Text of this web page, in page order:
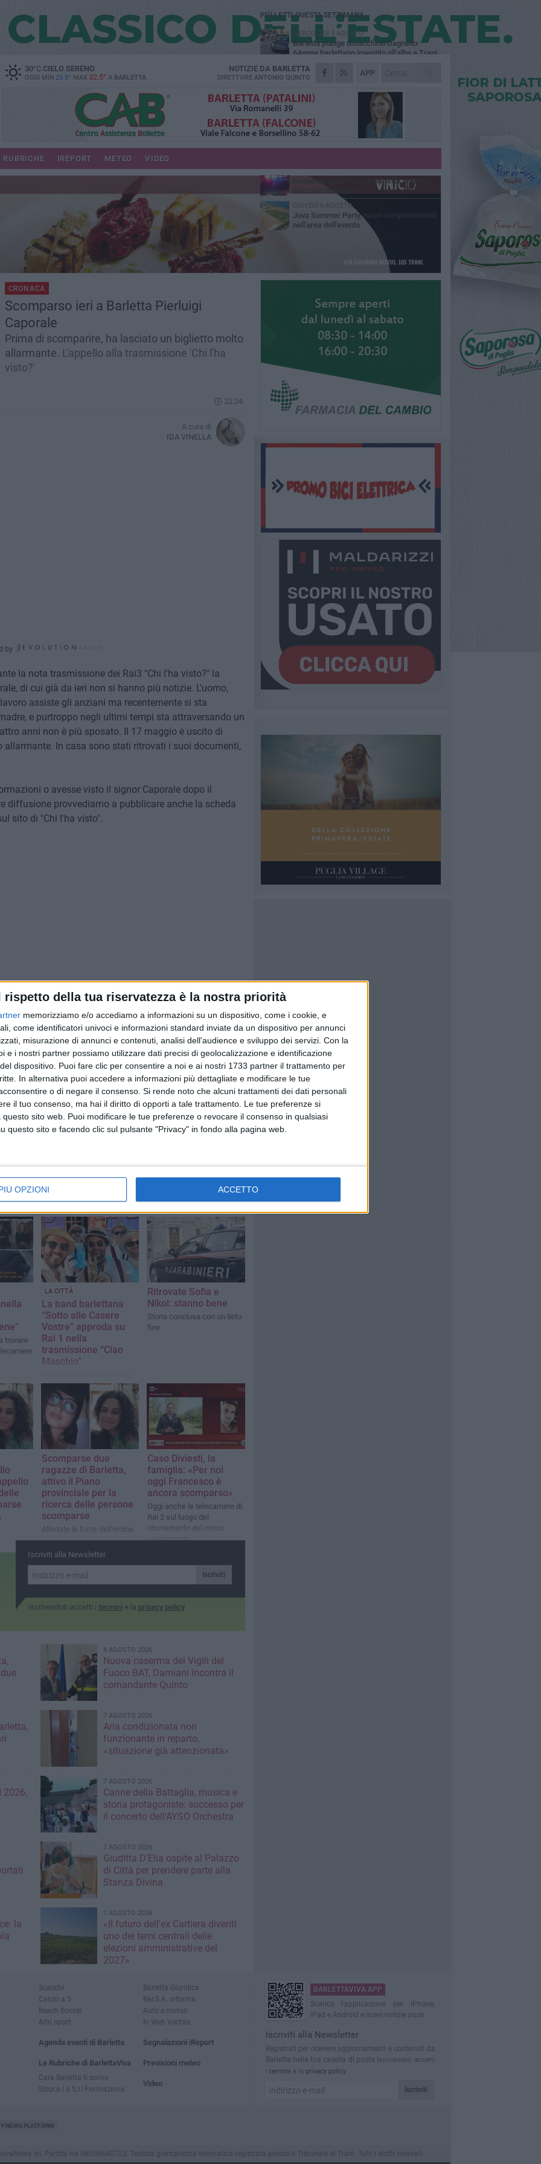
rispetto della tua riservatezza è la nostra priorità
memorizziamo e/o accediamo a informazioni su un dispositivo, come i cookie, e
come identificatori univoci e informazioni standard inviate da un dispositivo per annunci
misurazione di annunci e contenuti, analisi dell'audience e sviluppo dei servizi. Con la
e i nostri partner possiamo utilizzare dati precisi di geolocalizzazione e identificazione
dispositivo. Puoi fare clic per consentire a noi e ai nostri 1733 partner il trattamento per
In alternativa puoi accedere a informazioni più dettagliate e modificare le tue
o di negare il consenso. Si rende noto che alcuni trattamenti dei dati personali
il tuo consenso, ma hai il diritto di opporti a tale trattamento. Le tue preferenze si
sito web. Puoi modificare le tue preferenze o revocare il consenso in qualsiasi
questo sito e facendo clic sul pulsante "Privacy" in fondo alla pagina web.
OPZIONI ACCETTO
30°CCIELO SERENO
OGGI MIN 25.5° MAX 32.5° A BARLETTA
APP
NOTIZIE DA BARLETTA
DIRETTORE ANTONIO QUINTO
RUBRICHE IREPORT METEO VIDEO
CRONACA
Scomparso ieri a Barletta Pierluigi
Caporale
Prima di scomparire, ha lasciato un biglietto molto
allarmante. L'appello alla trasmissione 'Chi l'ha
visto?'
22.24
A cura di
IDA VINELLA
by
la nota trasmissione dei Rai3 "Chi l'ha visto?" la
di cui già da ieri non si hanno più notizie. L'uomo,
assiste gli anziani ma recentemente si sta
e purtroppo negli ultimi tempi sta attraversando un
anni non è più sposato. Il 17 maggio è uscito di
In casa sono stati ritrovati i suoi documenti,
o avesse visto il signor Caporale dopo il
diffusione provvediamo a pubblicare anche la scheda
sito di "Chi l'ha visto".
un giubbetto jeans, dei pantaloni jeans e delle
Trani)
trovare
LA CITTÀ
La band barlettana
“Sotto alle Casere
Vostre” approda su
Rai 1 nella
trasmissione “Ciao
Maschio”
per la formazione musicale
pugliese che porta lo swing
barlettano nel programma
condotto da Nunzia De
Girolamo
Ritrovate Sofia e
Nikol: stanno bene
Storia conclusa con un lieto
fine
Scomparse due
ragazze di Barletta,
attivo il Piano
provinciale per la
ricerca delle persone
scomparse
Allertate le forze dell'ordine
Caso Diviesti, la
famiglia: «Per noi
oggi Francesco è
ancora scomparso»
Oggi anche le telecamere di
Rai 2 sul luogo del
ritrovamento del corpo
carbonizzato
Iscriviti alla Newsletter
Iscriviti
Iscrivendoti accetti i termini e la privacy policy
8 AGOSTO 2026
Nuova caserma dei Vigili del
Fuoco BAT, Damiani incontra il
comandante Quinto
7 AGOSTO 2026
Aria condizionata non
funzionante in reparto,
«situazione già attenzionata»
2026,
7 AGOSTO 2026
Canne della Battaglia, musica e
storia protagoniste: successo per
il concerto dell’AYSO Orchestra
7 AGOSTO 2026
Giuditta D’Elia ospite al Palazzo
di Città per prendere parte alla
Stanza Divina
la
7 AGOSTO 2026
«Il futuro dell'ex Cartiera diventi
uno dei temi centrali delle
elezioni amministrative del
2027»
PIÙ LETTI QUESTA SETTIMANA
MERCOLEDÌ 5 AGOSTO
Barletta piange Gioacchino Dagnello:
64enne barlettano investito all'alba a Trani
GIOVEDÌ 6 AGOSTO
Il ricordo di "Cecco", il benzinaio col
separavano dalla pensione»
MERCOLEDÌ 5 AGOSTO
Jova Summer Party, giovedì mattina
sopralluogo nell'area dell'evento
DOMENICA 2 AGOSTO
Beni confiscati alla mafia. Nasce il servizio
VENERDÌ 7 AGOSTO
Incidente sulla 16 bis a Barletta, traffico
GIOVEDÌ 6 AGOSTO
Jova Summer Party, nuovi campionamenti
nell'area dell'evento
Scacchi
Calcio a 5
Beach Soccer
Altri sport
Agenda eventi di Barletta
Le Rubriche di BarlettaViva
Cara Barletta ti scrivo
Sicur.a.l.a S.r.l Formazione
Barletta Giuridica
Bar.S.A. informa
Auto e motori
In Web Veritas
Segnalazioni iReport
Previsioni meteo
Video
BARLETTAVIVA APP
Scarica l'applicazione per iPhone,
iPad e Android e ricevi notizie push
Iscriviti alla Newsletter
Registrati per ricevere aggiornamenti e contenuti da
Barletta nella tua casella di posta
Iscrivendoti accetti
i termini e la privacy policy
Iscriviti
NEWS PLATFORM
srl. Partita iva 08059640725. Testata giornalistica telematica registrata presso il Tribunale di Trani. Tutti i diritti riservati.